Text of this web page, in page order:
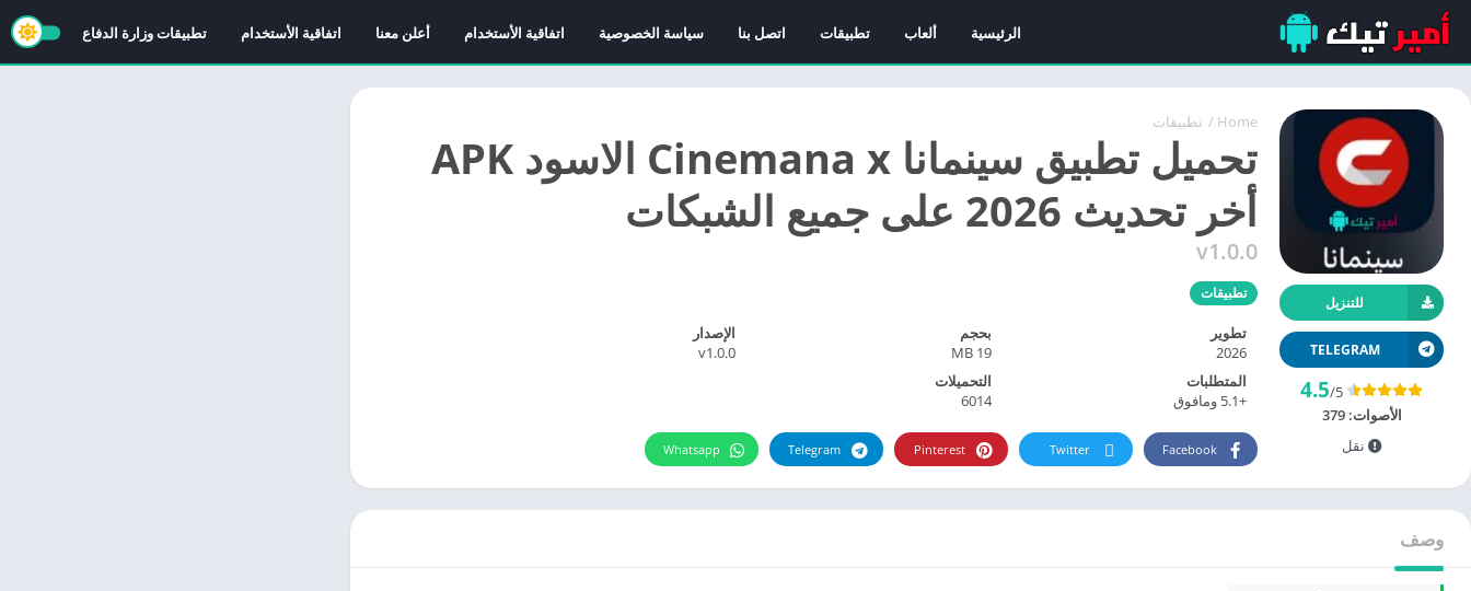
الرئيسية ألعاب تطبيقات اتصل بنا سياسة الخصوصية اتفاقية الأستخدام أعلن معنا اتفاقية الأستخدام تطبيقات وزارة الدفاع
Home
/ تطبيقات
تحميل تطبيق سينمانا Cinemana x الاسود APK
أخر تحديث 2026 على جميع الشبكات
v1.0.0
تطبيقات
للتنزيل
TELEGRAM
4.5/5
الأصوات:379
نقل
تطوير
2026
بحجم
19 MB
الإصدار
v1.0.0
المتطلبات
+5.1 ومافوق
التحميلات
6014
Facebook
Twitter
Pinterest
Telegram
Whatsapp
وصف